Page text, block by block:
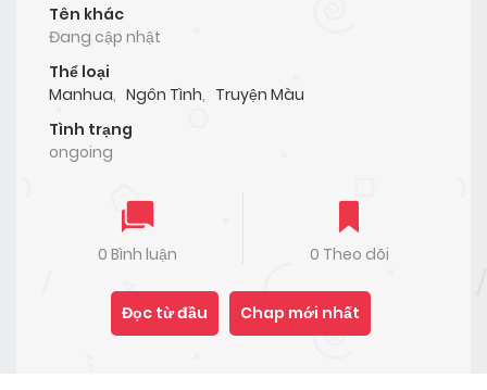
Tên khác
Đang cập nhật
Thể loại
Manhua, Ngôn Tình, Truyện Màu
Tình trạng
ongoing
0 Bình luận 0 Theo dõi
Đọc từ đầu Chap mới nhất